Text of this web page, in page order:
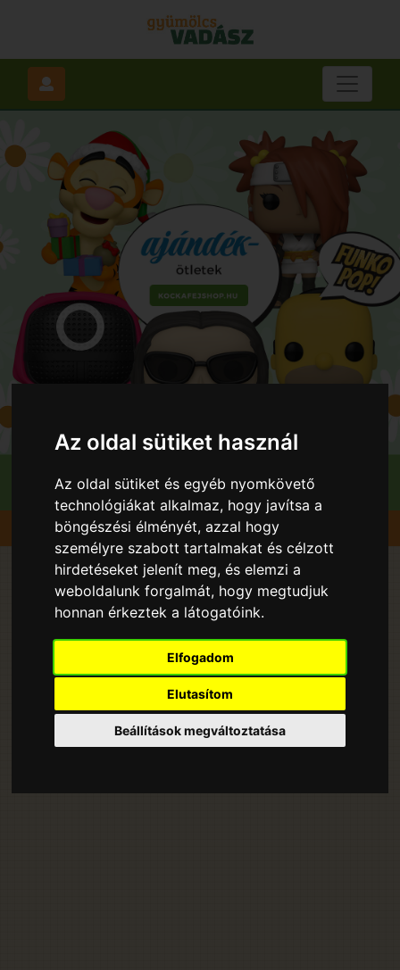
Az oldal sütiket használ
Az oldal sütiket és egyéb nyomkövető
technológiákat alkalmaz, hogy javítsa a
böngészési élményét, azzal hogy
személyre szabott tartalmakat és célzott
hirdetéseket jelenít meg, és elemzi a
weboldalunk forgalmát, hogy megtudjuk
honnan érkeztek a látogatóink.
Elfogadom
Elutasítom
Beállítások megváltoztatása
Szedd magad Szilva
Szedd és/vagy vedd magad
Szilva lelőhelyek 2026 évben
- Magyarországon - országos
lista